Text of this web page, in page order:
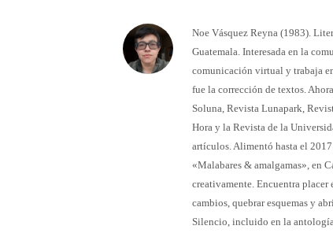
Noe Vásquez Reyna (1983).
Guatemala. Interesada en la
comunicación virtual y trabaja
fue la corrección de textos.
Soluna, Revista Lunapark,
Hora y la Revista de la
artículos. Alimentó hasta el
«Malabares & amalgamas», en
creativamente. Encuentra placer
cambios, quebrar esquemas y
Silencio, incluido en la